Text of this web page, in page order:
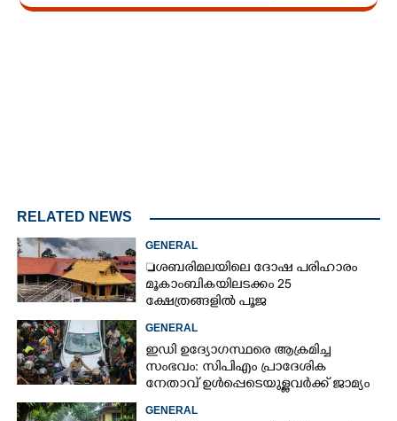
RELATED NEWS
GENERAL
ശബരിമലയിലെ ദോഷ പരിഹാരം
മൂകാംബികയിലടക്കം 25
ക്ഷേത്രങ്ങളിൽ പൂജ
GENERAL
ഇഡി ഉദ്യോഗസ്ഥരെ ആക്രമിച്ച
സംഭവം: സിപിഎം പ്രാദേശിക
നേതാവ് ഉൾപ്പെടെയുള്ളവർക്ക് ജാമ്യം
GENERAL